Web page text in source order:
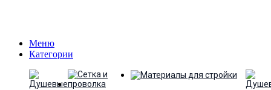
Меню
Категории